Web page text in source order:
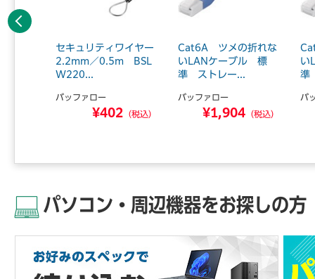
セキュリティワイヤー
2.2mm／0.5m BSL
W220...
バッファロー
¥402 （税込）
Cat6A ツメの折れな
いLANケーブル 標
準 ストレー...
バッファロー
¥1,904 （税込）
い
準
バ
前へ
パソコン・周辺機器をお探しの方